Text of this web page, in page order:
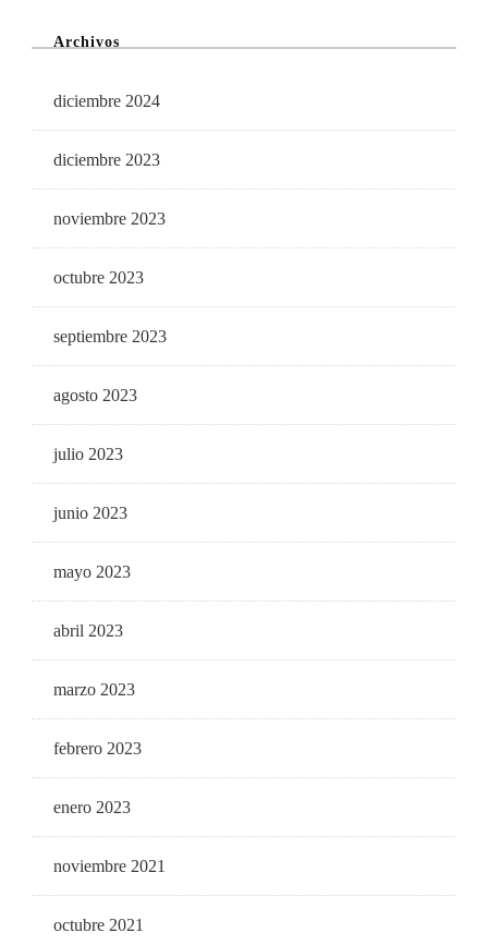
Archivos
diciembre 2024
diciembre 2023
noviembre 2023
octubre 2023
septiembre 2023
agosto 2023
julio 2023
junio 2023
mayo 2023
abril 2023
marzo 2023
febrero 2023
enero 2023
noviembre 2021
octubre 2021